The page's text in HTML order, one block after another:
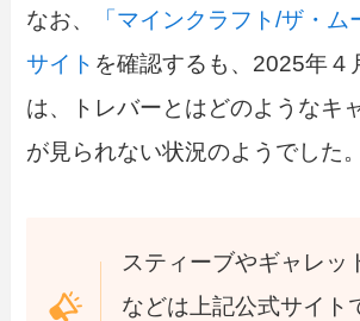
なお、
「マインクラフト/ザ・
サイト を確認するも、2025年４
は、トレバーとはどのようなキ
が見られない状況のようでした。
スティーブやギャレッ
などは上記公式サイト